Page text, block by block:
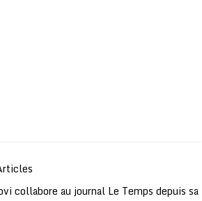
collabore au journal Le Temps depuis sa